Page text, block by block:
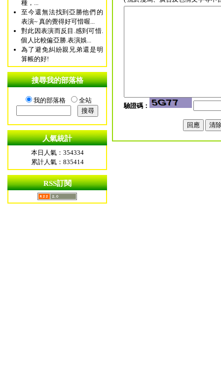
種，...
至今還無法找到亞勝他們的
表演~ 真的覺得好可惜喔...
對此因表演而反目.感到可惜.
個人比較偏亞勝.表演娛...
為了避免糾紛親兄弟還是明
算帳的好!
搜尋我的部落格
我的部落格 全站
人氣統計
本日人氣：354334
累計人氣：835414
RSS訂閱
驗證碼：